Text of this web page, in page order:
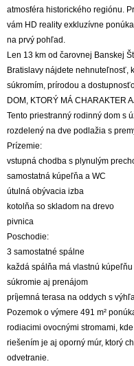
atmosféra historického regiónu.
vám HD reality exkluzívne
na prvý pohľad.
Len 13 km od čarovnej Banskej
Bratislavy nájdete nehnuteľnosť,
súkromím, prírodou a
DOM, KTORÝ MÁ CHARAKTER
Tento priestranný rodinný dom s
rozdelený na dve podlažia s
Prízemie:
vstupná chodba s plynulým
samostatná kúpeľňa a WC
útulná obývacia izba
kotolňa so skladom na drevo
pivnica
Poschodie:
3 samostatné spálne
každá spálňa má vlastnú
súkromie aj prenájom
príjemná terasa na oddych s
Pozemok o výmere 491 m²
rodiacimi ovocnými stromami,
riešením je aj oporný múr, ktorý
odvetranie.